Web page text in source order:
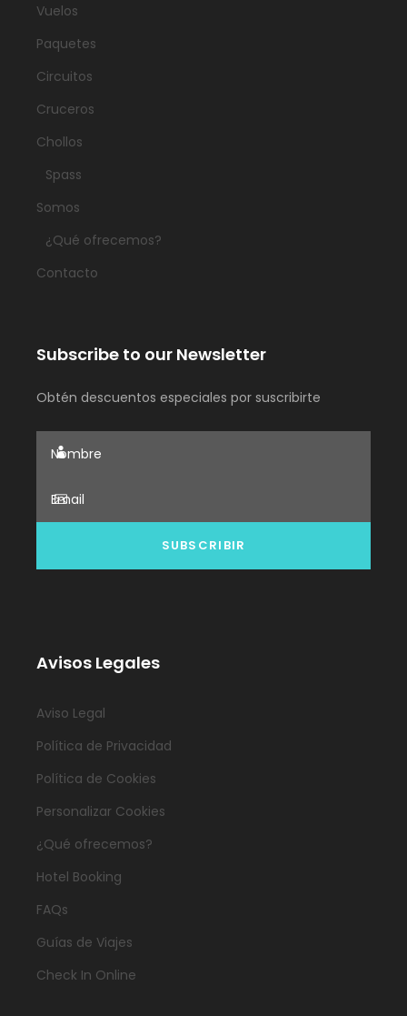
Vuelos
Paquetes
Circuitos
Cruceros
Chollos
Spass
Somos
¿Qué ofrecemos?
Contacto
Subscribe to our Newsletter
Obtén descuentos especiales por suscribirte
Avisos Legales
Aviso Legal
Política de Privacidad
Política de Cookies
Personalizar Cookies
¿Qué ofrecemos?
Hotel Booking
FAQs
Guías de Viajes
Check In Online